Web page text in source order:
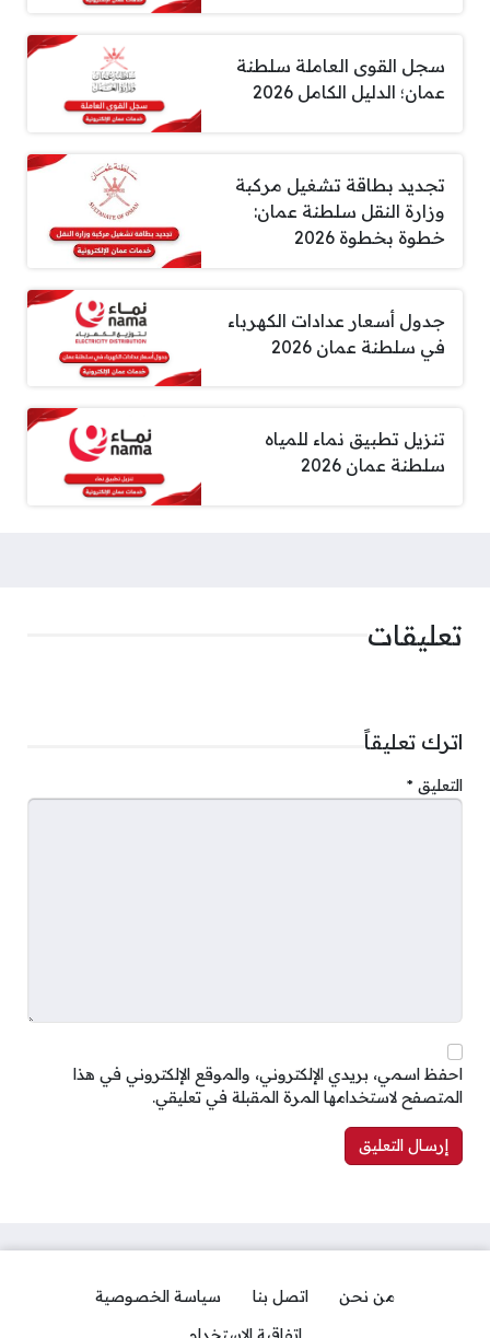
سجل القوى العاملة سلطنة
عمان؛ الدليل الكامل 2026
تجديد بطاقة تشغيل مركبة
وزارة النقل سلطنة عمان:
خطوة بخطوة 2026
جدول أسعار عدادات الكهرباء
في سلطنة عمان 2026
تنزيل تطبيق نماء للمياه
سلطنة عمان 2026
تعليقات
اترك تعليقاً
التعليق *
احفظ اسمي، بريدي الإلكتروني، والموقع الإلكتروني في هذا
المتصفح لاستخدامها المرة المقبلة في تعليقي.
من نحن اتصل بنا
سياسة الخصوصية